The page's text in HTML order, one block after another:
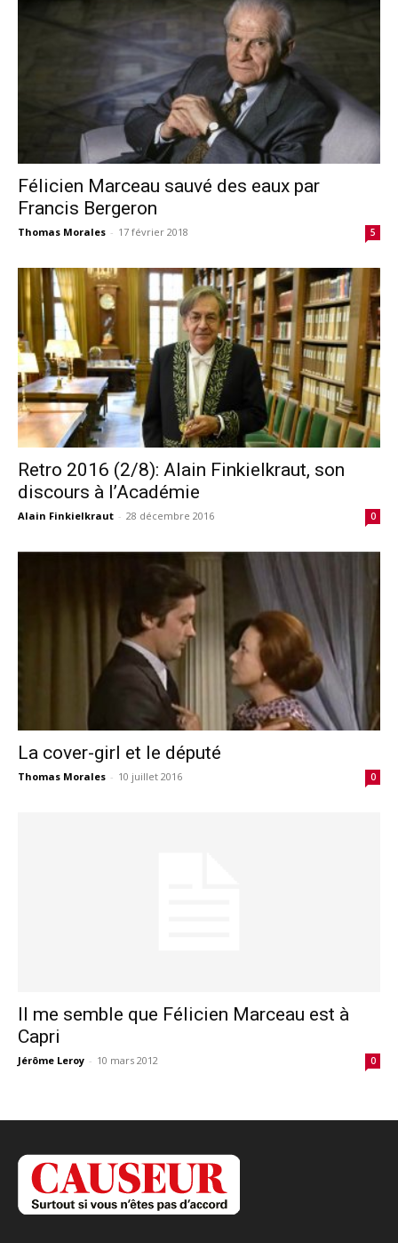
Félicien Marceau sauvé des eaux par
Francis Bergeron
Thomas Morales - 17 février 2018 5
Retro 2016 (2/8): Alain Finkielkraut, son
discours à l’Académie
Alain Finkielkraut - 28 décembre 2016 0
La cover-girl et le député
Thomas Morales - 10 juillet 2016 0
Il me semble que Félicien Marceau est à
Capri
Jérôme Leroy - 10 mars 2012 0